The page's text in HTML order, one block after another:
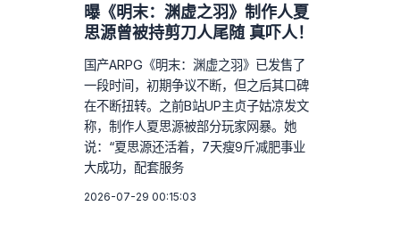
曝《明末：渊虚之羽》制作人夏
思源曾被持剪刀人尾随 真吓人！
国产ARPG《明末：渊虚之羽》已发售了
一段时间，初期争议不断，但之后其口碑
在不断扭转。之前B站UP主贞子姑凉发文
称，制作人夏思源被部分玩家网暴。她
说：“夏思源还活着，7天瘦9斤减肥事业
大成功，配套服务
2026-07-29 00:15:03